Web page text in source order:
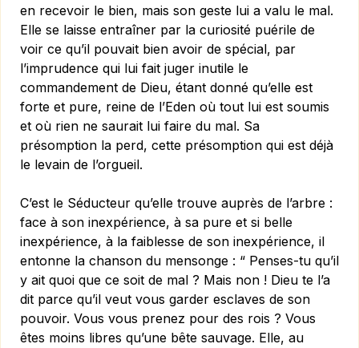
en recevoir le bien, mais son geste lui a valu le mal.
Elle se laisse entraîner par la curiosité puérile de
voir ce qu’il pouvait bien avoir de spécial, par
l’imprudence qui lui fait juger inutile le
commandement de Dieu, étant donné qu’elle est
forte et pure, reine de l’Eden où tout lui est soumis
et où rien ne saurait lui faire du mal. Sa
présomption la perd, cette présomption qui est déjà
le levain de l’orgueil.
C’est le Séducteur qu’elle trouve auprès de l’arbre :
face à son inexpérience, à sa pure et si belle
inexpérience, à la faiblesse de son inexpérience, il
entonne la chanson du mensonge : “ Penses-tu qu’il
y ait quoi que ce soit de mal ? Mais non ! Dieu te l’a
dit parce qu’il veut vous garder esclaves de son
pouvoir. Vous vous prenez pour des rois ? Vous
êtes moins libres qu’une bête sauvage. Elle, au